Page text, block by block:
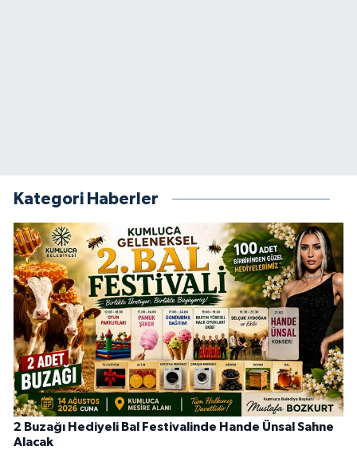
Kategori Haberler
2 Buzağı Hediyeli Bal Festivalinde Hande Ünsal Sahne
Alacak